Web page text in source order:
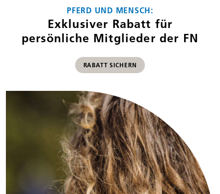
PFERD UND MENSCH:
Exklusiver Rabatt für
persönliche Mitglieder der FN
RABATT SICHERN